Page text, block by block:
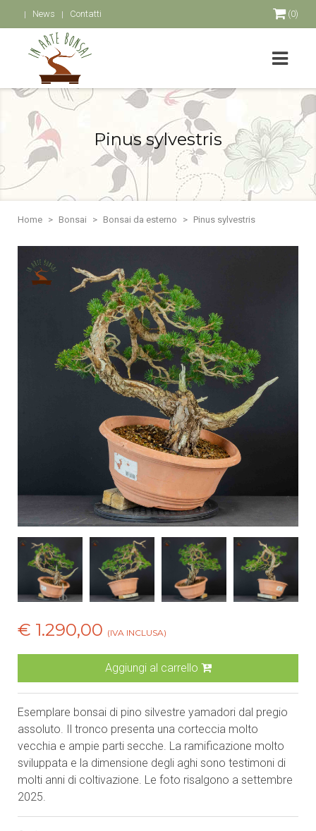
News Contatti (0)
Pinus sylvestris
Home Bonsai Bonsai da esterno Pinus sylvestris
€ 1.290,00 (IVA INCLUSA)
Aggiungi al carrello
Esemplare bonsai di pino silvestre yamadori dal pregio
assoluto. Il tronco presenta una corteccia molto
vecchia e ampie parti secche. La ramificazione molto
sviluppata e la dimensione degli aghi sono testimoni di
molti anni di coltivazione. Le foto risalgono a settembre
2025.